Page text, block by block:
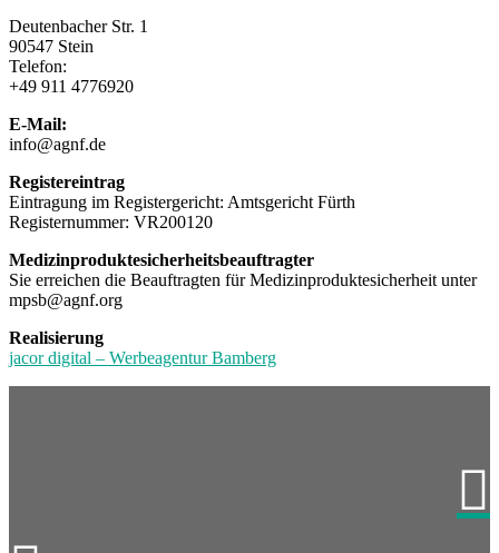
Deutenbacher Str. 1
90547 Stein
Telefon:
+49 911 4776920
E-Mail:
info@agnf.de
Registereintrag
Eintragung im Registergericht: Amtsgericht Fürth
Registernummer: VR200120
Medizinproduktesicherheitsbeauftragter
Sie erreichen die Beauftragten für Medizinproduktesicherheit unter
mpsb@agnf.org
Realisierung
jacor digital – Werbeagentur Bamberg
